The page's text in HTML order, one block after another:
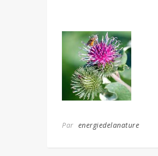
Par energiedelanature